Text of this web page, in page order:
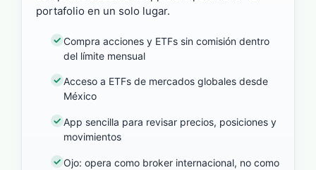
portafolio en un solo lugar.
Compra acciones y ETFs sin comisión dentro
del límite mensual
Acceso a ETFs de mercados globales desde
México
App sencilla para revisar precios, posiciones y
movimientos
Ojo: opera como broker internacional, no como